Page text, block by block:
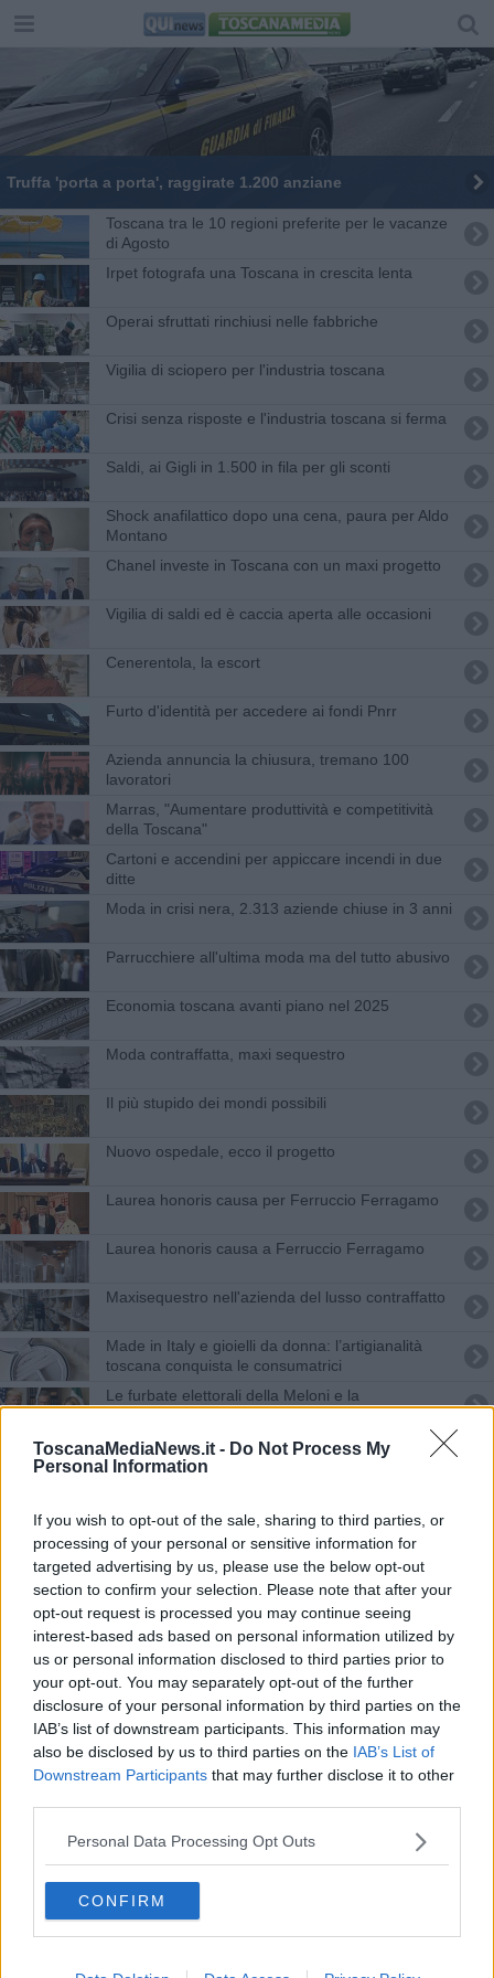
ToscanaMediaNews.it - Do Not Process My
Personal Information
If you wish to opt-out of the sale, sharing to third parties, or
processing of your personal or sensitive information for
targeted advertising by us, please use the below opt-out
section to confirm your selection. Please note that after your
opt-out request is processed you may continue seeing
interest-based ads based on personal information utilized by
us or personal information disclosed to third parties prior to
your opt-out. You may separately opt-out of the further
disclosure of your personal information by third parties on the
IAB’s list of downstream participants. This information may
also be disclosed by us to third parties on the IAB’s List of
Downstream Participants that may further disclose it to other
Personal Data Processing Opt Outs
CONFIRM
Truffa 'porta a porta', raggirate 1.200 anziane
Toscana tra le 10 regioni preferite per le vacanze
di Agosto
Irpet fotografa una Toscana in crescita lenta
Operai sfruttati rinchiusi nelle fabbriche
Vigilia di sciopero per l'industria toscana
Crisi senza risposte e l'industria toscana si ferma
Saldi, ai Gigli in 1.500 in fila per gli sconti
Shock anafilattico dopo una cena, paura per Aldo
Montano
Chanel investe in Toscana con un maxi progetto
Vigilia di saldi ed è caccia aperta alle occasioni
Cenerentola, la escort
Furto d'identità per accedere ai fondi Pnrr
Azienda annuncia la chiusura, tremano 100
lavoratori
Marras, "Aumentare produttività e competitività
della Toscana"
Cartoni e accendini per appiccare incendi in due
ditte
Moda in crisi nera, 2.313 aziende chiuse in 3 anni
Parrucchiere all'ultima moda ma del tutto abusivo
Economia toscana avanti piano nel 2025
Moda contraffatta, maxi sequestro
Il più stupido dei mondi possibili
Nuovo ospedale, ecco il progetto
Laurea honoris causa per Ferruccio Ferragamo
Laurea honoris causa a Ferruccio Ferragamo
Maxisequestro nell'azienda del lusso contraffatto
Made in Italy e gioielli da donna: l’artigianalità
toscana conquista le consumatrici
​Le furbate elettorali della Meloni e la
Vola l'export del calzaturiero, Usa destinazione
regina
investitori
Tavolo regionale per lo storico calzaturificio in crisi
Sciopero Luisa Via Roma, 200 lavoratori a rischio
Le mafie sotto la pelle dell'economia toscana
Sommersa o illegale, un'economia da 14 miliardi
di euro
Ricercato per tentato omicidio, in casa le armi
clandestine
Vertenza Amom, accordo scongiura i
licenziamenti
​Sì per sempre? O no al momento?
L'auto incidentata era zeppa di merce contraffatta
Il futuro è nella cannabis legale?